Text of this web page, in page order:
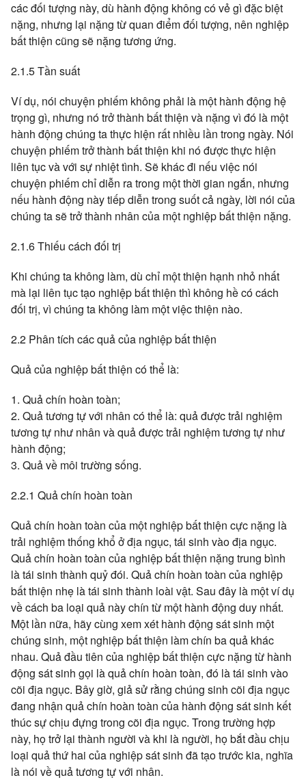
các đối tượng này, dù hành động không có vẻ gì đặc biệt
nặng, nhưng lại nặng từ quan điểm đối tượng, nên nghiệp
bất thiện cũng sẽ nặng tương ứng.
2.1.5 Tần suất
Ví dụ, nói chuyện phiếm không phải là một hành động hệ
trọng gì, nhưng nó trở thành bất thiện và nặng vì đó là một
hành động chúng ta thực hiện rất nhiều lần trong ngày. Nói
chuyện phiếm trở thành bất thiện khi nó được thực hiện
liên tục và với sự nhiệt tình. Sẽ khác đi nếu việc nói
chuyện phiếm chỉ diễn ra trong một thời gian ngắn, nhưng
nếu hành động này tiếp diễn trong suốt cả ngày, lời nói của
chúng ta sẽ trở thành nhân của một nghiệp bất thiện nặng.
2.1.6 Thiếu cách đối trị
Khi chúng ta không làm, dù chỉ một thiện hạnh nhỏ nhất
mà lại liên tục tạo nghiệp bất thiện thì không hề có cách
đối trị, vì chúng ta không làm một việc thiện nào.
2.2 Phân tích các quả của nghiệp bất thiện
Quả của nghiệp bất thiện có thể là:
1. Quả chín hoàn toàn;
2. Quả tương tự với nhân có thể là: quả được trải nghiệm
tương tự như nhân và quả được trải nghiệm tương tự như
hành động;
3. Quả về môi trường sống.
2.2.1 Quả chín hoàn toàn
Quả chín hoàn toàn của một nghiệp bất thiện cực nặng là
trải nghiệm thống khổ ở địa ngục, tái sinh vào địa ngục.
Quả chín hoàn toàn của nghiệp bất thiện nặng trung bình
là tái sinh thành quỷ đói. Quả chín hoàn toàn của nghiệp
bất thiện nhẹ là tái sinh thành loài vật. Sau đây là một ví dụ
về cách ba loại quả này chín từ một hành động duy nhất.
Một lần nữa, hãy cùng xem xét hành động sát sinh một
chúng sinh, một nghiệp bất thiện làm chín ba quả khác
nhau. Quả đầu tiên của nghiệp bất thiện cực nặng từ hành
động sát sinh gọi là quả chín hoàn toàn, đó là tái sinh vào
cõi địa ngục. Bây giờ, giả sử rằng chúng sinh cõi địa ngục
đang nhận quả chín hoàn toàn của hành động sát sinh kết
thúc sự chịu đựng trong cõi địa ngục. Trong trường hợp
này, họ trở lại thành người và khi là người, họ bắt đầu chịu
loại quả thứ hai của nghiệp sát sinh đã tạo trước kia, nghĩa
là nói về quả tương tự với nhân.